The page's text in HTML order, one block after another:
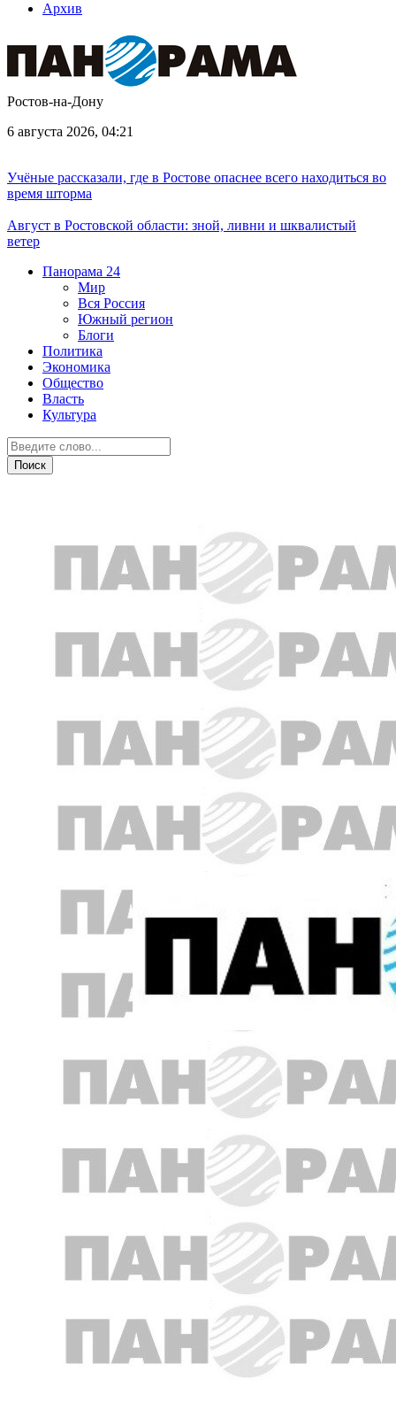
Архив
Ростов-на-Дону
6 августа 2026, 04:21
Учёные рассказали, где в Ростове опаснее всего находиться во
время шторма
Август в Ростовской области: зной, ливни и шквалистый
ветер
Панорама 24
Мир
Вся Россия
Южный регион
Блоги
Политика
Экономика
Общество
Власть
Культура